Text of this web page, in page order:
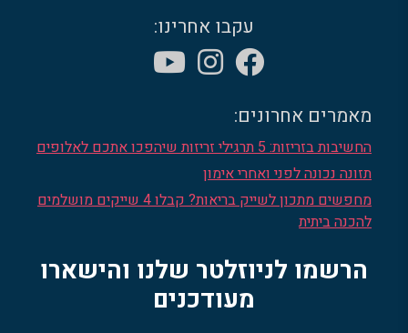
עקבו אחרינו:
מאמרים אחרונים:
החשיבות בזריזות: 5 תרגילי זריזות שיהפכו אתכם לאלופים
תזונה נכונה לפני ואחרי אימון
מחפשים מתכון לשייק בריאות? קבלו 4 שייקים מושלמים
להכנה ביתית
הרשמו לניוזלטר שלנו והישארו
מעודכנים